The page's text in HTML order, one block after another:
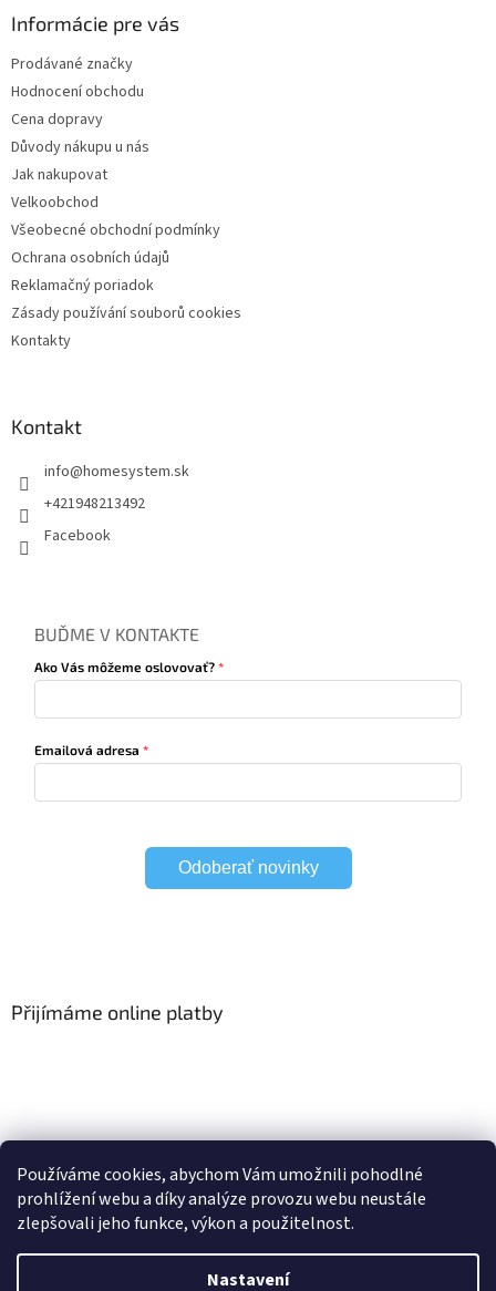
Používáme cookies, abychom Vám umožnili pohodlné
prohlížení webu a díky analýze provozu webu neustále
zlepšovali jeho funkce, výkon a použitelnost.
Nastavení
Informácie pre vás
Prodávané značky
Hodnocení obchodu
Cena dopravy
Důvody nákupu u nás
Jak nakupovat
Velkoobchod
Všeobecné obchodní podmínky
Ochrana osobních údajů
Reklamačný poriadok
Zásady používání souborů cookies
Kontakty
Kontakt
info@homesystem.sk
+421948213492
Facebook
BUĎME V KONTAKTE
Ako Vás môžeme oslovovať?
Emailová adresa
Odoberať novinky
Přijímáme online platby